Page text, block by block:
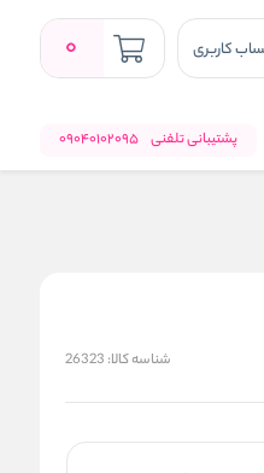
کاربری 0
پشتیبانی تلفنی 09040102095
شناسه کالا: 26323